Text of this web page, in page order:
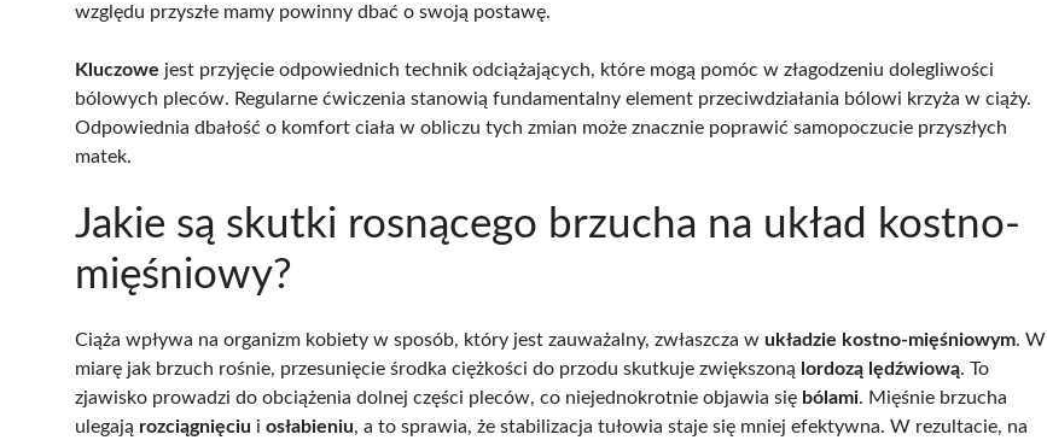
względu przyszłe mamy powinny dbać o swoją postawę.
Kluczowe jest przyjęcie odpowiednich technik odciążających, które mogą pomóc w złagodzeniu dolegliwości
bólowych pleców. Regularne ćwiczenia stanowią fundamentalny element przeciwdziałania bólowi krzyża w ciąży.
Odpowiednia dbałość o komfort ciała w obliczu tych zmian może znacznie poprawić samopoczucie przyszłych
matek.
Jakie są skutki rosnącego brzucha na układ kostno-
mięśniowy?
Ciąża wpływa na organizm kobiety w sposób, który jest zauważalny, zwłaszcza w układzie kostno-mięśniowym. W
miarę jak brzuch rośnie, przesunięcie środka ciężkości do przodu skutkuje zwiększoną lordozą lędźwiową. To
zjawisko prowadzi do obciążenia dolnej części pleców, co niejednokrotnie objawia się bólami. Mięśnie brzucha
ulegają rozciągnięciu i osłabieniu, a to sprawia, że stabilizacja tułowia staje się mniej efektywna. W rezultacie, na